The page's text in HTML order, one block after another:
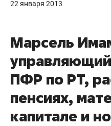
22 января 2013
Марсель
ПФР по РТ,
пенсиях,
капитале и